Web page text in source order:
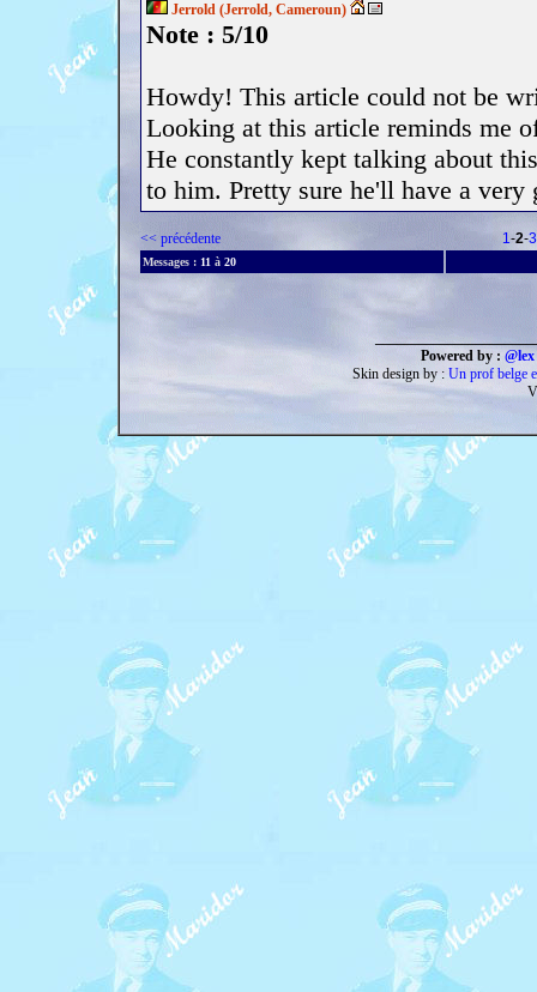
Jerrold (Jerrold, Cameroun)
Note : 5/10
Howdy! This article could not be
Looking at this article reminds me
He constantly kept talking about
to him. Pretty sure he'll have a
<< précédente 1-2-3
Messages : 11 à 20
Powered by :
Skin design by : Un prof belge